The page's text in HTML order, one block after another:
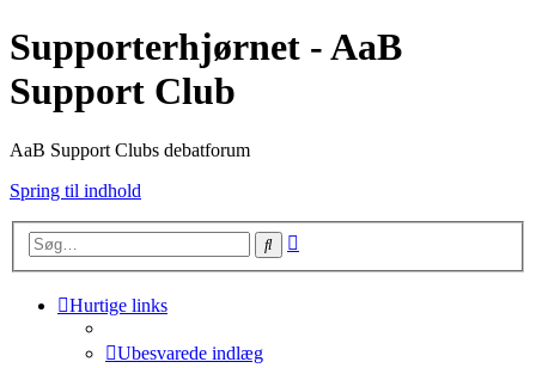
Supporterhjørnet - AaB
Support Club
AaB Support Clubs debatforum
Spring til indhold
Søg
Hurtige links
Ubesvarede indlæg